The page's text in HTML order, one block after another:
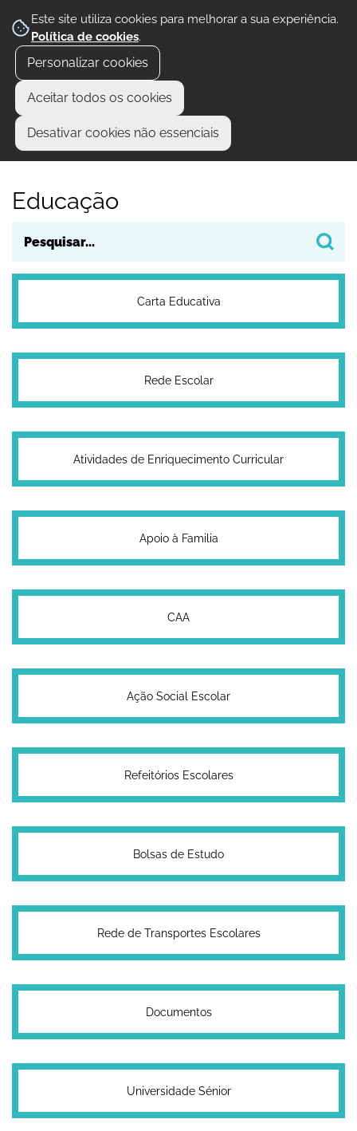
Este site utiliza cookies para melhorar a sua experiência.
Política de cookies.
Personalizar cookies
Aceitar todos os cookies
Desativar cookies não essenciais
Educação
Carta Educativa
Rede Escolar
Atividades de Enriquecimento Curricular
Apoio à Familia
CAA
Ação Social Escolar
Refeitórios Escolares
Bolsas de Estudo
Rede de Transportes Escolares
Documentos
Universidade Sénior